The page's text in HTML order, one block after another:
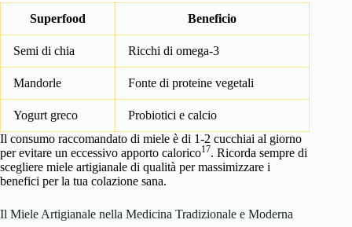
Superfood Beneficio
Semi di chia Ricchi di omega-3
Mandorle Fonte di proteine vegetali
Yogurt greco
Probiotici e calcio
Il consumo raccomandato di miele è di 1-2 cucchiai al giorno
per evitare un eccessivo apporto calorico17. Ricorda sempre di
scegliere miele artigianale di qualità per massimizzare i
benefici per la tua colazione sana.
Il Miele Artigianale nella Medicina Tradizionale e Moderna